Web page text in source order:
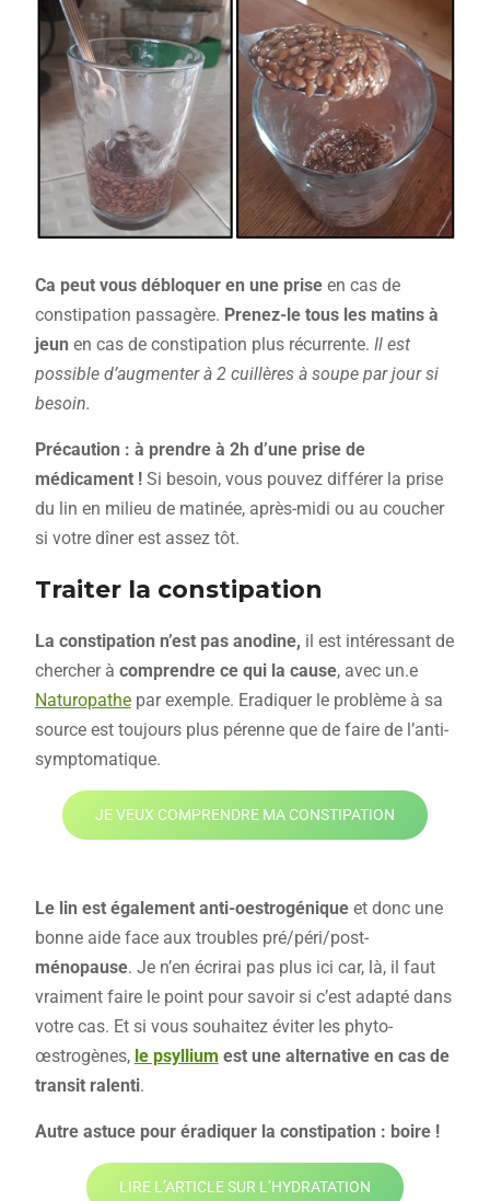
Ca peut vous débloquer en une prise en cas de
constipation passagère. Prenez-le tous les matins à
jeun en cas de constipation plus récurrente. Il est
possible d’augmenter à 2 cuillères à soupe par jour si
besoin.
Précaution : à prendre à 2h d’une prise de
médicament !Si besoin, vous pouvez différer la prise
du lin en milieu de matinée, après-midi ou au coucher
si votre dîner est assez tôt.
Traiter la constipation
La constipation n’est pas anodine, il est intéressant de
chercher à comprendre ce qui la cause, avec un.e
Naturopathepar exemple. Eradiquer le problème à sa
source est toujours plus pérenne que de faire de l’anti-
symptomatique.
JE VEUX COMPRENDRE MA CONSTIPATION
Le lin est également anti-oestrogéniqueet donc une
bonne aide face aux troubles pré/péri/post-
ménopause. Je n’en écrirai pas plus ici car, là, il faut
vraiment faire le point pour savoir si c’est adapté dans
votre cas. Et si vous souhaitez éviter les phyto-
œstrogènes, le psyllium est une alternative en cas de
transit ralenti.
Autre astuce pour éradiquer la constipation : boire !
LIRE L’ARTICLE SUR L’HYDRATATION